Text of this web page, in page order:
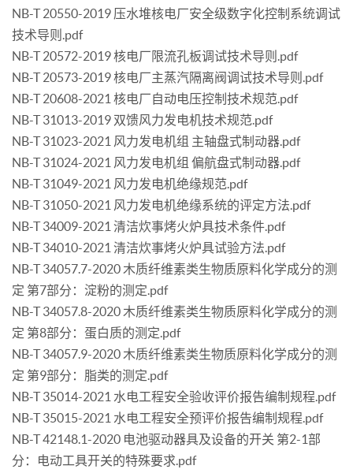
NB-T 20550-2019 压水堆核电厂安全级数字化控制系统调试
技术导则.pdf
NB-T 20572-2019 核电厂限流孔板调试技术导则.pdf
NB-T 20573-2019 核电厂主蒸汽隔离阀调试技术导则.pdf
NB-T 20608-2021 核电厂自动电压控制技术规范.pdf
NB-T 31013-2019 双馈风力发电机技术规范.pdf
NB-T 31023-2021 风力发电机组 主轴盘式制动器.pdf
NB-T 31024-2021 风力发电机组 偏航盘式制动器.pdf
NB-T 31049-2021 风力发电机绝缘规范.pdf
NB-T 31050-2021 风力发电机绝缘系统的评定方法.pdf
NB-T 34009-2021 清洁炊事烤火炉具技术条件.pdf
NB-T 34010-2021 清洁炊事烤火炉具试验方法.pdf
NB-T 34057.7-2020 木质纤维素类生物质原料化学成分的测
定 第7部分：淀粉的测定.pdf
NB-T 34057.8-2020 木质纤维素类生物质原料化学成分的测
定 第8部分：蛋白质的测定.pdf
NB-T 34057.9-2020 木质纤维素类生物质原料化学成分的测
定 第9部分：脂类的测定.pdf
NB-T 35014-2021 水电工程安全验收评价报告编制规程.pdf
NB-T 35015-2021 水电工程安全预评价报告编制规程.pdf
NB-T 42148.1-2020 电池驱动器具及设备的开关 第2-1部
分：电动工具开关的特殊要求.pdf